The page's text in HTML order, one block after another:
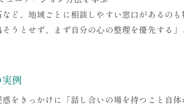
ど、地域ごとに相談しやすい窓口があるのも
うとせず、まず自分の心の整理を優先する
例
をきっかけに「話し合いの場を持つこと自